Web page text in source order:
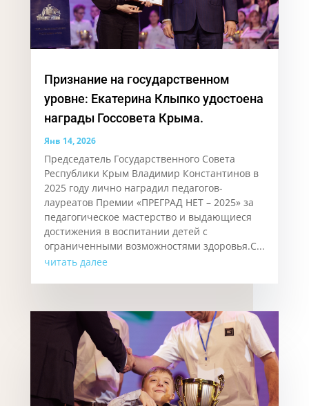
Признание на государственном
уровне: Екатерина Клыпко удостоена
награды Госсовета Крыма.
Янв 14, 2026
Председатель Государственного Совета
Республики Крым Владимир Константинов в
2025 году лично наградил педагогов-
лауреатов Премии «ПРЕГРАД НЕТ – 2025» за
педагогическое мастерство и выдающиеся
достижения в воспитании детей с
ограниченными возможностями здоровья.С...
читать далее